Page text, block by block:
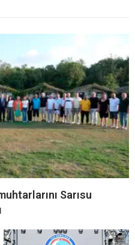
Sarısu